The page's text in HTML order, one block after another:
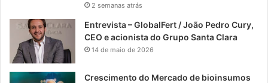
2 semanas atrás
Entrevista – GlobalFert / João Pedro Cury,
CEO e acionista do Grupo Santa Clara
14 de maio de 2026
Crescimento do Mercado de bioinsumos